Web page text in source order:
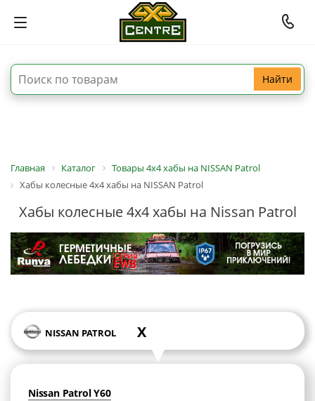
Найти
Главная Каталог
Товары 4x4 хабы на NISSAN Patrol
Хабы колесные 4x4 хабы на NISSAN Patrol
Хабы колесные 4x4 хабы на Nissan Patrol
NISSAN PATROL X
Nissan Patrol Y60